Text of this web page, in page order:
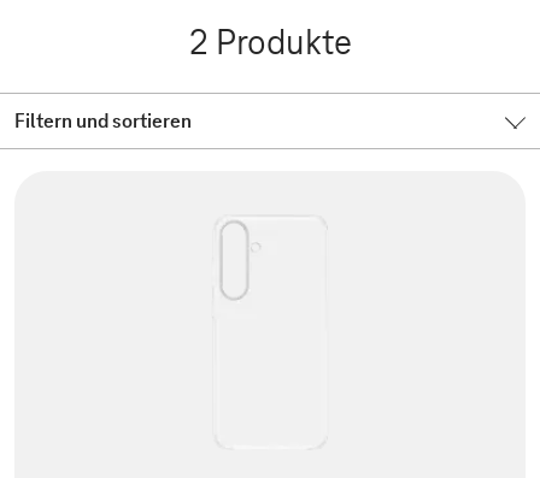
2 Produkte
Filtern und sortieren